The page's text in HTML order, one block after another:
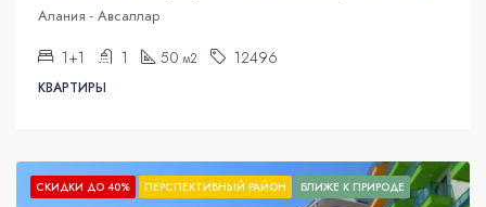
Алания - Авсаллар
1+1 1 50 м2 12496
КВАРТИРЫ
СКИДКИ ДО 40% ПЕРСПЕКТИВНЫЙ РАЙОН БЛИЖЕ К ПРИРОДЕ